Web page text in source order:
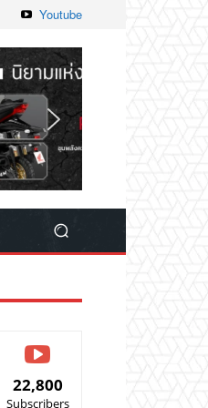
Youtube
22,800
Subscribers